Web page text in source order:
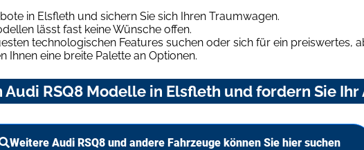
in Elsfleth und sichern Sie sich Ihren Traumwagen.
lässt fast keine Wünsche offen.
technologischen Features suchen oder sich für ein preiswertes,
Ihnen eine breite Palette an Optionen.
RSQ8 Modelle in Elsfleth und fordern Sie Ihr
Weitere Audi RSQ8 und andere Fahrzeuge können Sie hier suchen